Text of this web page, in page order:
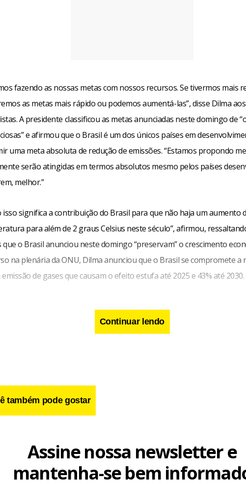
fazendo as nossas metas com nossos recursos. Se tivermos mais
as metas mais rápido ou podemos aumentá-las”, disse Dilma aos
A presidente classificou as metas anunciadas neste domingo de
e afirmou que o Brasil é um dos únicos países em
uma meta absoluta de redução de emissões. “Estamos propondo
serão atingidas em termos absolutos mesmo pelos países
melhor.”
isso significa a contribuição do Brasil para que não haja um aumento
para além de 2 graus Celsius neste século”, afirmou,
que o Brasil anunciou neste domingo “preservam” o crescimento
na plenária da ONU, Dilma anunciou que o Brasil se compromete a
emissão de gases que causam o efeito estufa até 2025 e 43% até 2030.
Continuar lendo
também pode gostar
Assine nossa newsletter e
mantenha-se bem